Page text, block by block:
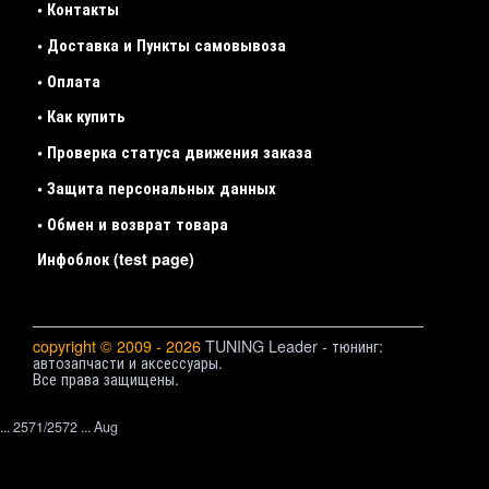
• Контакты
• Доставка и Пункты самовывоза
• Оплата
• Как купить
• Проверка статуса движения заказа
• Защита персональных данных
• Обмен и возврат товара
Инфоблок (test page)
copyright © 2009 - 2026 TUNING Leader - тюнинг:
автозапчасти и аксессуары.
Все права защищены.
... 2571/2572 ... Aug